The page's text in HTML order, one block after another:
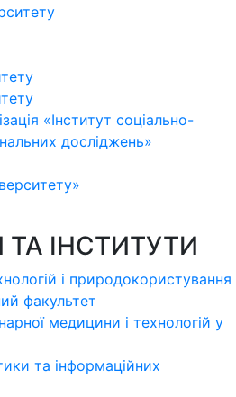
«Інститут соціально-
досліджень»
ІНСТИТУТИ
і природокористування
факультет
медицини і технологій у
та інформаційних